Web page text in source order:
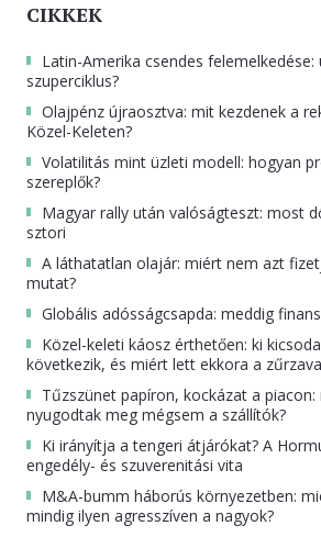
CIKKEK
Latin-Amerika csendes felemelkedése:
szuperciklus?
Olajpénz újraosztva: mit kezdenek a
Közel-Keleten?
Volatilitás mint üzleti modell: hogyan
szereplők?
Magyar rally után valóságteszt: most
sztori
A láthatatlan olajár: miért nem azt
mutat?
Globális adósságcsapda: meddig
Közel-keleti káosz érthetően: ki
következik, és miért lett ekkora a
Tűzszünet papíron, kockázat a
nyugodtak meg mégsem a szállítók?
Ki irányítja a tengeri átjárókat? A
engedély- és szuverenitási vita
M&A-bumm háborús környezetben:
mindig ilyen agresszíven a nagyok?